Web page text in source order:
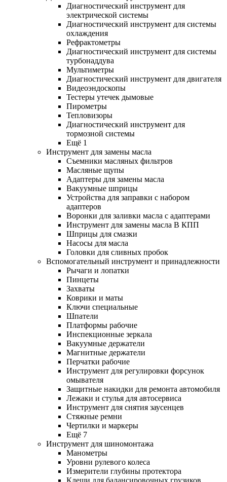
Диагностический инструмент для
электрической системы
Диагностический инструмент для системы
охлаждения
Рефрактометры
Диагностический инструмент для системы
турбонаддува
Мультиметры
Диагностический инструмент для двигателя
Видеоэндоскопы
Тестеры утечек дымовые
Пирометры
Тепловизоры
Диагностический инструмент для
тормозной системы
Ещё 1
Инструмент для замены масла
Съемники масляных фильтров
Масляные щупы
Адаптеры для замены масла
Вакуумные шприцы
Устройства для заправки с набором
адаптеров
Воронки для заливки масла с адаптерами
Инструмент для замены масла В КПП
Шприцы для смазки
Насосы для масла
Головки для сливных пробок
Вспомогательный инструмент и принадлежности
Рычаги и лопатки
Пинцеты
Захваты
Коврики и маты
Ключи специальные
Шпатели
Платформы рабочие
Инспекционные зеркала
Вакуумные держатели
Магнитные держатели
Перчатки рабочие
Инструмент для регулировки форсунок
омывателя
Защитные накидки для ремонта автомобиля
Лежаки и стулья для автосервиса
Инструмент для снятия заусенцев
Стяжные ремни
Чертилки и маркеры
Ещё 7
Инструмент для шиномонтажа
Манометры
Уровни рулевого колеса
Измерители глубины протектора